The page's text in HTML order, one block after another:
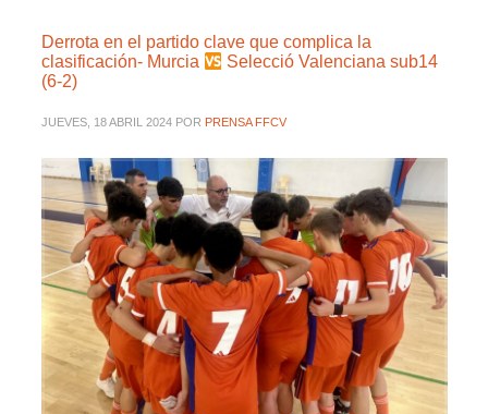
Derrota en el partido clave que complica la
clasificación- Murcia
Selecció Valenciana sub14
(6-2)
JUEVES, 18 ABRIL 2024 POR PRENSA FFCV